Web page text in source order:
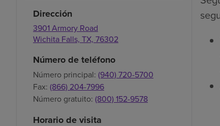
Dirección
3901 Armory Road
Wichita Falls, TX, 76302
Número de teléfono
Número principal: (940) 720-5700
Fax: (866) 204-7996
Número gratuito: (800) 152-9578
Horario de visita